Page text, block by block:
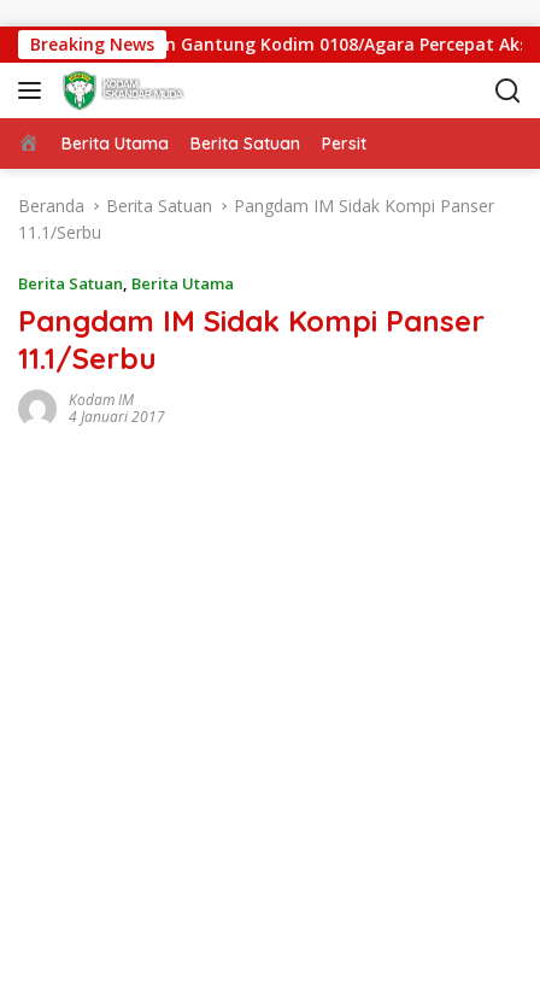
Breaking News
Jembatan Gantung Kodim 0108/Agara Percepat Akses
Beranda
Berita Utama Berita Satuan Persit
Beranda Berita Satuan
Pangdam IM Sidak Kompi Panser
11.1/Serbu
Berita Satuan, Berita Utama
Pangdam IM Sidak Kompi Panser
11.1/Serbu
Kodam IM
4 Januari 2017